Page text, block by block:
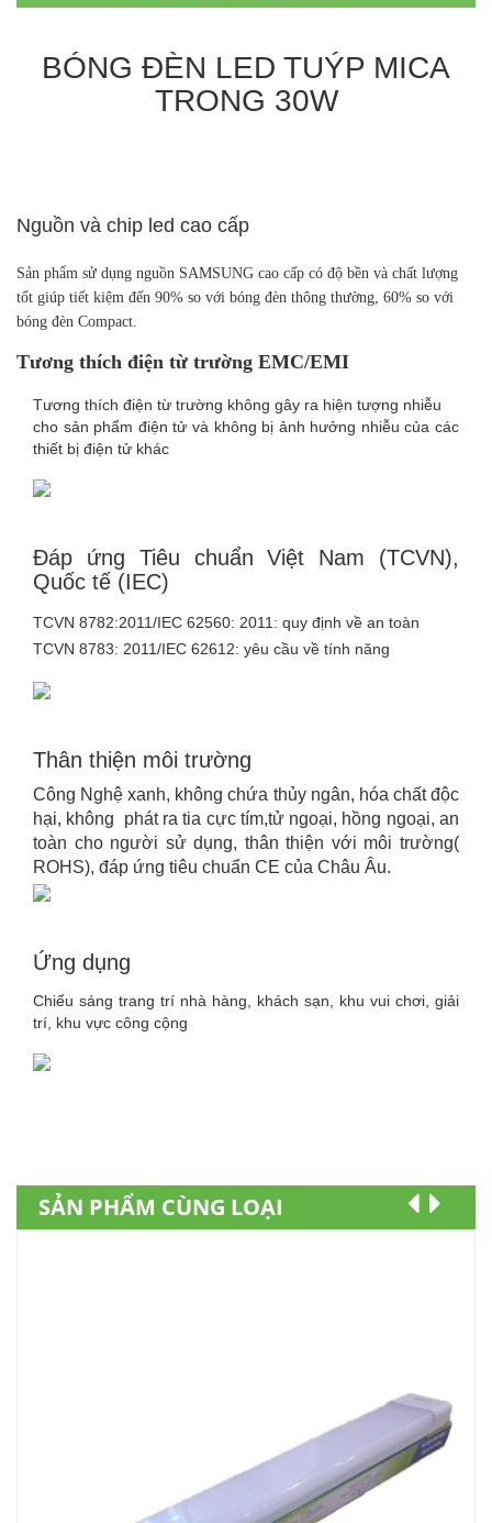
BÓNG ĐÈN LED TUÝP MICA
TRONG 30W
Nguồn và chip led cao cấp
Sản phẩm sử dụng nguồn SAMSUNG cao cấp có độ bền và chất lượng
tốt giúp tiết kiệm đến 90% so với bóng đèn thông thường, 60% so với
bóng đèn Compact.
Tương thích điện từ trường EMC/EMI
Tương thích điện từ trường không gây ra hiện tượng nhiễu
cho sản phẩm điện tử và không bị ảnh hưởng nhiễu của các
thiết bị điện tử khác
Đáp ứng Tiêu chuẩn Việt Nam (TCVN),
Quốc tế (IEC)
TCVN 8782:2011/IEC 62560: 2011: quy định về an toàn
TCVN 8783: 2011/IEC 62612: yêu cầu về tính năng
Thân thiện môi trường
Công Nghệ xanh, không chứa thủy ngân, hóa chất độc
hại, không phát ra tia cực tím,tử ngoại, hồng ngoại, an
toàn cho người sử dụng, thân thiện với môi trường(
ROHS), đáp ứng tiêu chuẩn CE của Châu Âu.
Ứng dụng
Chiếu sáng trang trí nhà hàng, khách sạn, khu vui chơi, giải
trí, khu vực công cộng
SẢN PHẨM CÙNG LOẠI